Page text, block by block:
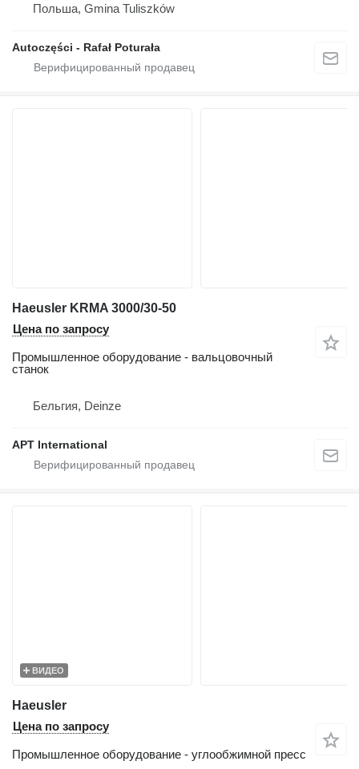
Польша, Gmina Tuliszków
Autoczęści - Rafał Poturała
Haeusler KRMA 3000/30-50
Цена по запросу
Промышленное оборудование - вальцовочный
станок
Бельгия, Deinze
APT International
ВИДЕО
Haeusler
Цена по запросу
Промышленное оборудование - углообжимной пресс